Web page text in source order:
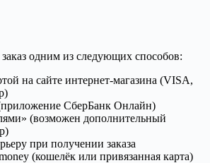
одним из следующих способов:
на сайте интернет-магазина (VISA,
СберБанк Онлайн)
(возможен дополнительный
при получении заказа
(кошелёк или привязанная карта)